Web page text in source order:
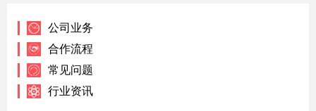
公司业务
合作流程
常见问题
行业资讯